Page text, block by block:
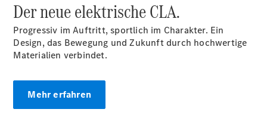
Digitale
Broschüre
Fahrzeugzubehör
Collection
Pannen- &
Reparatur
&
Der neue elektrische CLA.
Progressiv im Auftritt, sportlich im Charakter. Ein
Design, das Bewegung und Zukunft durch hochwertige
Materialien verbindet.
Mehr erfahren